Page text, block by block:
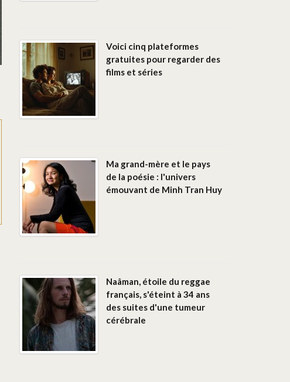
Voici cinq plateformes
gratuites pour regarder des
films et séries
Ma grand-mère et le pays
de la poésie : l'univers
émouvant de Minh Tran Huy
Naâman, étoile du reggae
français, s'éteint à 34 ans
des suites d'une tumeur
cérébrale